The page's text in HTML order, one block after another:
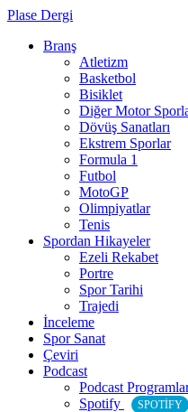
Plase Dergi
Branş
Atletizm
Basketbol
Bisiklet
Diğer Motor
Dövüş Sanatları
Ekstrem Sporlar
Formula 1
Futbol
MotoGP
Olimpiyatlar
Tenis
Spordan Hikayeler
Ezeli Rekabet
Portre
Spor Tarihi
Trajedi
İnceleme
Spor Sanat
Çeviri
Podcast
Podcast
Spotify
SPOTIFY